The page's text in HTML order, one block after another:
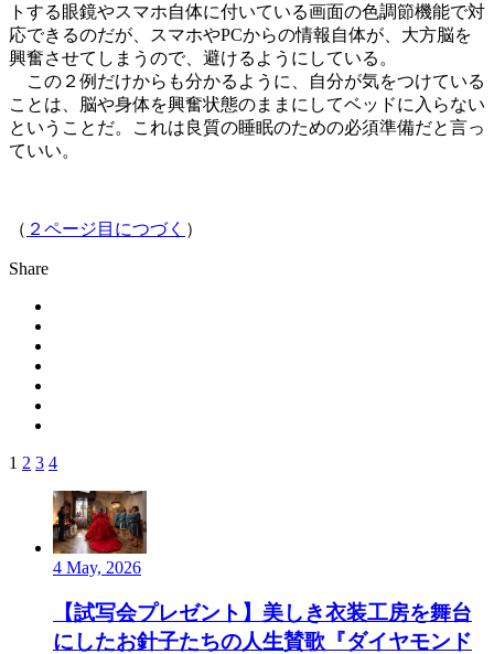
トする眼鏡やスマホ自体に付いている画面の色調節機能で対
応できるのだが、スマホやPCからの情報自体が、大方脳を
興奮させてしまうので、避けるようにしている。
この２例だけからも分かるように、自分が気をつけている
ことは、脳や身体を興奮状態のままにしてベッドに入らない
ということだ。これは良質の睡眠のための必須準備だと言っ
ていい。
（ ２ページ目につづく ）
Share
1 2 3 4
4 May, 2026
【試写会プレゼント】美しき衣装工房を舞台
にしたお針子たちの人生賛歌『ダイヤモンド